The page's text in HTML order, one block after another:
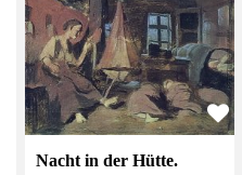
Nacht in der Hütte.